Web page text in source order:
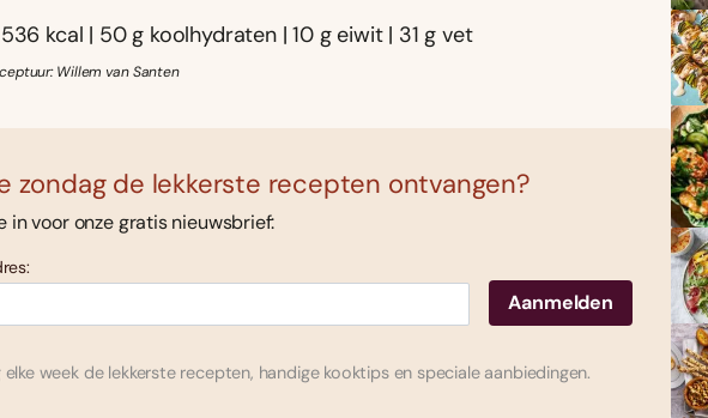
kcal | 50 g koolhydraten | 10 g eiwit | 31 g vet
Willem van Santen
zondag de lekkerste recepten ontvangen?
in voor onze gratis nieuwsbrief:
week de lekkerste recepten, handige kooktips en speciale aanbiedingen.